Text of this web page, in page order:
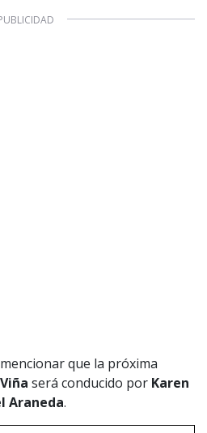
que la próxima
será conducido por Karen
Araneda.